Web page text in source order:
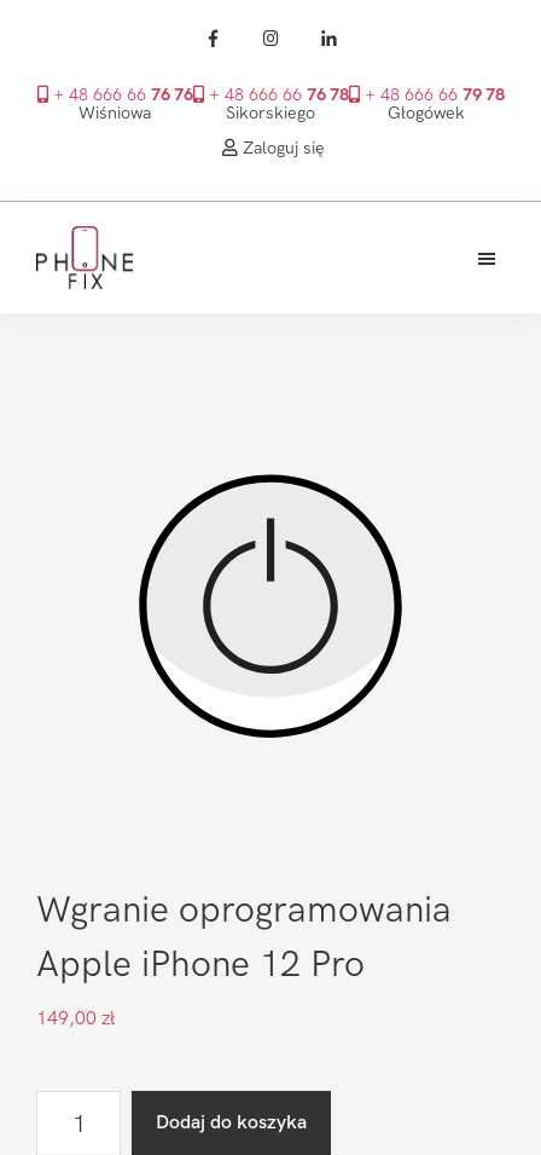
+ 48 666 66 76 76
Wiśniowa
+ 48 666 66 76 78
Sikorskiego
+ 48 666 66 79 78
Głogówek
Zaloguj się
głównego
Wgranie oprogramowania
Apple iPhone 12 Pro
149,00 zł
Dodaj do koszyka